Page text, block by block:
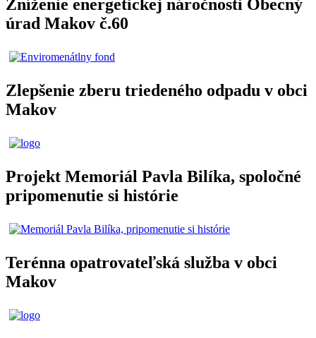
Zníženie energetickej náročnosti Obecný
úrad Makov č.60
Zlepšenie zberu triedeného odpadu v obci
Makov
Projekt Memoriál Pavla Bilíka, spoločné
pripomenutie si histórie
Terénna opatrovateľská služba v obci
Makov